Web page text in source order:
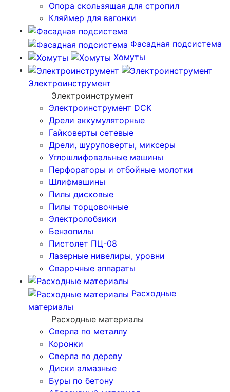
Опора скользящая для стропил
Кляймер для вагонки
Фасадная подсистема
Хомуты
Электроинструмент
Электроинструмент
Электроинструмент DCK
Дрели аккумуляторные
Гайковерты сетевые
Дрели, шуруповерты, миксеры
Углошлифовальные машины
Перфораторы и отбойные молотки
Шлифмашины
Пилы дисковые
Пилы торцовочные
Электролобзики
Бензопилы
Пистолет ПЦ-08
Лазерные нивелиры, уровни
Сварочные аппараты
Расходные
материалы
Расходные материалы
Сверла по металлу
Коронки
Сверла по дереву
Диски алмазные
Буры по бетону